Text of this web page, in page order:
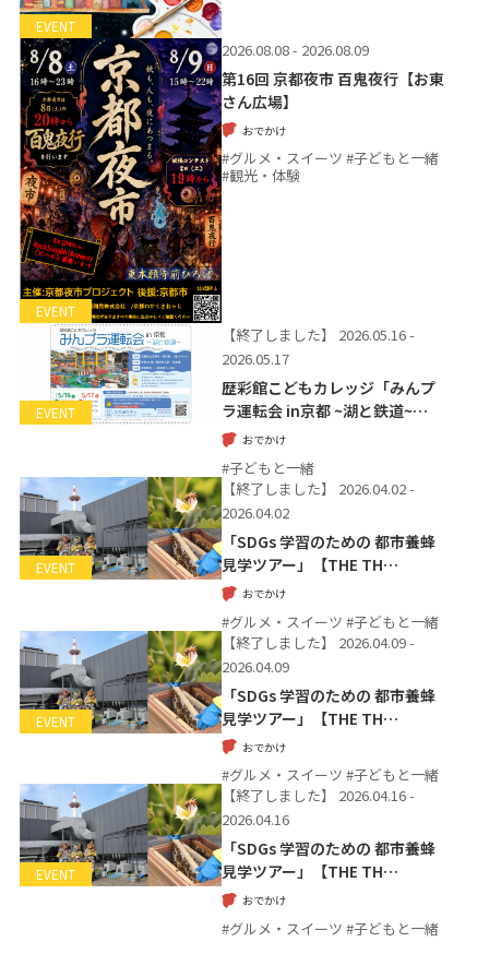
EVENT
EVENT
2026.08.08 - 2026.08.09
第16回 京都夜市 百鬼夜行【お東
さん広場】
おでかけ
#グルメ・スイーツ #子どもと一緒
#観光・体験
EVENT
【終了しました】
2026.05.16 -
2026.05.17
歴彩館こどもカレッジ「みんプ
ラ運転会 in京都 ~湖と鉄道~…
おでかけ
#子どもと一緒
EVENT
【終了しました】
2026.04.02 -
2026.04.02
「SDGs 学習のための 都市養蜂
見学ツアー」【THE TH…
おでかけ
#グルメ・スイーツ #子どもと一緒
EVENT
【終了しました】
2026.04.09 -
2026.04.09
「SDGs 学習のための 都市養蜂
見学ツアー」【THE TH…
おでかけ
#グルメ・スイーツ #子どもと一緒
EVENT
【終了しました】
2026.04.16 -
2026.04.16
「SDGs 学習のための 都市養蜂
見学ツアー」【THE TH…
おでかけ
#グルメ・スイーツ #子どもと一緒